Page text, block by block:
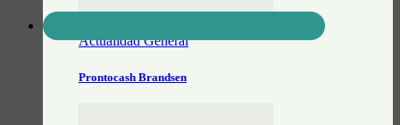
Actualidad General
Prontocash Brandsen